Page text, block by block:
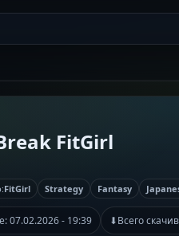
FitGirl
FitGirl Strategy Fantasy
07.02.2026 - 19:39 ⬇Всего